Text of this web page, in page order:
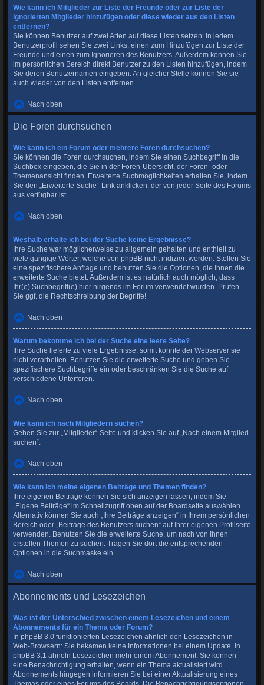
Wie kann ich Mitglieder zur Liste der Freunde oder zur Liste der
ignorierten Mitglieder hinzufügen oder diese wieder aus den Listen
entfernen?
Sie können Benutzer auf zwei Arten auf diese Listen setzen: In jedem
Benutzerprofil sehen Sie zwei Links: einen zum Hinzufügen zur Liste der
Freunde und einen zum Ignorieren des Benutzers. Außerdem können Sie
im persönlichen Bereich direkt Benutzer zu den Listen hinzufügen, indem
Sie deren Benutzernamen eingeben. An gleicher Stelle können Sie sie
auch wieder von den Listen entfernen.
Nach oben
Die Foren durchsuchen
Wie kann ich ein Forum oder mehrere Foren durchsuchen?
Sie können die Foren durchsuchen, indem Sie einen Suchbegriff in die
Suchbox eingeben, die Sie in der Foren-Übersicht, der Foren- oder
Themenansicht finden. Erweiterte Suchmöglichkeiten erhalten Sie, indem
Sie den „Erweiterte Suche“-Link anklicken, der von jeder Seite des Forums
aus verfügbar ist.
Nach oben
Weshalb erhalte ich bei der Suche keine Ergebnisse?
Ihre Suche war möglicherweise zu allgemein gehalten und enthielt zu
viele gängige Wörter, welche von phpBB nicht indiziert werden. Stellen Sie
eine spezifischere Anfrage und benutzen Sie die Optionen, die Ihnen die
erweiterte Suche bietet. Außerdem ist es natürlich auch möglich, dass
Ihr(e) Suchbegriff(e) hier nirgends im Forum verwendet wurden. Prüfen
Sie ggf. die Rechtschreibung der Begriffe!
Nach oben
Warum bekomme ich bei der Suche eine leere Seite?
Ihre Suche lieferte zu viele Ergebnisse, somit konnte der Webserver sie
nicht verarbeiten. Benutzen Sie die erweiterte Suche und geben Sie
spezifischere Suchbegriffe ein oder beschränken Sie die Suche auf
verschiedene Unterforen.
Nach oben
Wie kann ich nach Mitgliedern suchen?
Gehen Sie zur „Mitglieder“-Seite und klicken Sie auf „Nach einem Mitglied
suchen“.
Nach oben
Wie kann ich meine eigenen Beiträge und Themen finden?
Ihre eigenen Beiträge können Sie sich anzeigen lassen, indem Sie
„Eigene Beiträge“ im Schnellzugriff oben auf der Boardseite auswählen.
Alternativ können Sie auch „Ihre Beiträge anzeigen“ in Ihrem persönlichen
Bereich oder „Beiträge des Benutzers suchen“ auf Ihrer eigenen Profilseite
verwenden. Benutzen Sie die erweiterte Suche, um nach von Ihnen
erstellen Themen zu suchen. Tragen Sie dort die entsprechenden
Optionen in die Suchmaske ein.
Nach oben
Abonnements und Lesezeichen
Was ist der Unterschied zwischen einem Lesezeichen und einem
Abonnements für ein Thema oder Forum?
In phpBB 3.0 funktionierten Lesezeichen ähnlich den Lesezeichen in
Web-Browsern: Sie bekamen keine Informationen bei einem Update. In
phpBB 3.1 ähneln Lesezeichen mehr einem Abonnement: Sie können
eine Benachrichtigung erhalten, wenn ein Thema aktualisiert wird.
Abonnements hingegen informieren Sie bei einer Aktualisierung eines